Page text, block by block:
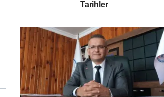
Tarihler